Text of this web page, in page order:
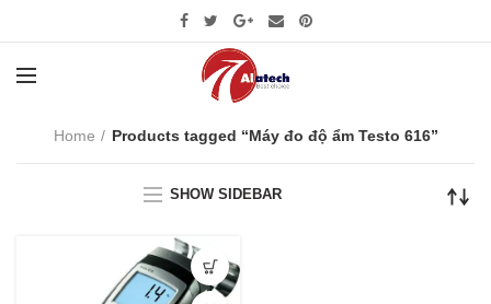
Home Products tagged “Máy đo độ ẩm Testo 616”
SHOW SIDEBAR